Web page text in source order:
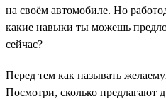
на своём автомобиле. Но
какие навыки ты можешь
сейчас?
Перед тем как называть
Посмотри, сколько предлагают